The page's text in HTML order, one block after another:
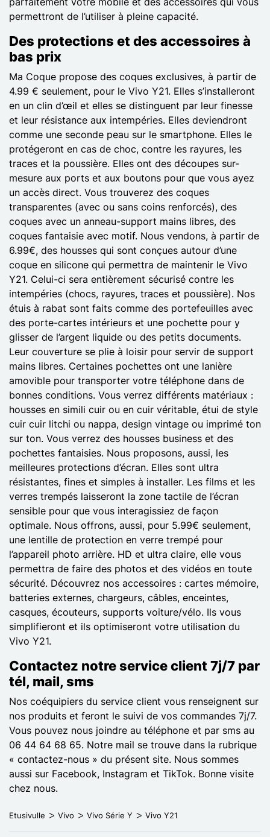
permettront de l’utiliser à pleine capacité.
Des protections et des accessoires à
bas prix
Ma Coque propose des coques exclusives, à partir de
4.99 € seulement, pour le Vivo Y21. Elles s’installeront
en un clin d’œil et elles se distinguent par leur finesse
et leur résistance aux intempéries. Elles deviendront
comme une seconde peau sur le smartphone. Elles le
protégeront en cas de choc, contre les rayures, les
traces et la poussière. Elles ont des découpes sur-
mesure aux ports et aux boutons pour que vous ayez
un accès direct. Vous trouverez des coques
transparentes (avec ou sans coins renforcés), des
coques avec un anneau-support mains libres, des
coques fantaisie avec motif. Nous vendons, à partir de
6.99€, des housses qui sont conçues autour d’une
coque en silicone qui permettra de maintenir le Vivo
Y21. Celui-ci sera entièrement sécurisé contre les
intempéries (chocs, rayures, traces et poussière). Nos
étuis à rabat sont faits comme des portefeuilles avec
des porte-cartes intérieurs et une pochette pour y
glisser de l’argent liquide ou des petits documents.
Leur couverture se plie à loisir pour servir de support
mains libres. Certaines pochettes ont une lanière
amovible pour transporter votre téléphone dans de
bonnes conditions. Vous verrez différents matériaux :
housses en simili cuir ou en cuir véritable, étui de style
cuir cuir litchi ou nappa, design vintage ou imprimé ton
sur ton. Vous verrez des housses business et des
pochettes fantaisies. Nous proposons, aussi, les
meilleures protections d’écran. Elles sont ultra
résistantes, fines et simples à installer. Les films et les
verres trempés laisseront la zone tactile de l’écran
sensible pour que vous interagissiez de façon
optimale. Nous offrons, aussi, pour 5.99€ seulement,
une lentille de protection en verre trempé pour
l’appareil photo arrière. HD et ultra claire, elle vous
permettra de faire des photos et des vidéos en toute
sécurité. Découvrez nos accessoires : cartes mémoire,
batteries externes, chargeurs, câbles, enceintes,
casques, écouteurs, supports voiture/vélo. Ils vous
simplifieront et ils optimiseront votre utilisation du
Vivo Y21.
Contactez notre service client 7j/7 par
tél, mail, sms
Nos coéquipiers du service client vous renseignent sur
nos produits et feront le suivi de vos commandes 7j/7.
Vous pouvez nous joindre au téléphone et par sms au
06 44 64 68 65. Notre mail se trouve dans la rubrique
« contactez-nous » du présent site. Nous sommes
aussi sur Facebook, Instagram et TikTok. Bonne visite
chez nous.
Etusivulle Vivo Vivo Série Y Vivo Y21